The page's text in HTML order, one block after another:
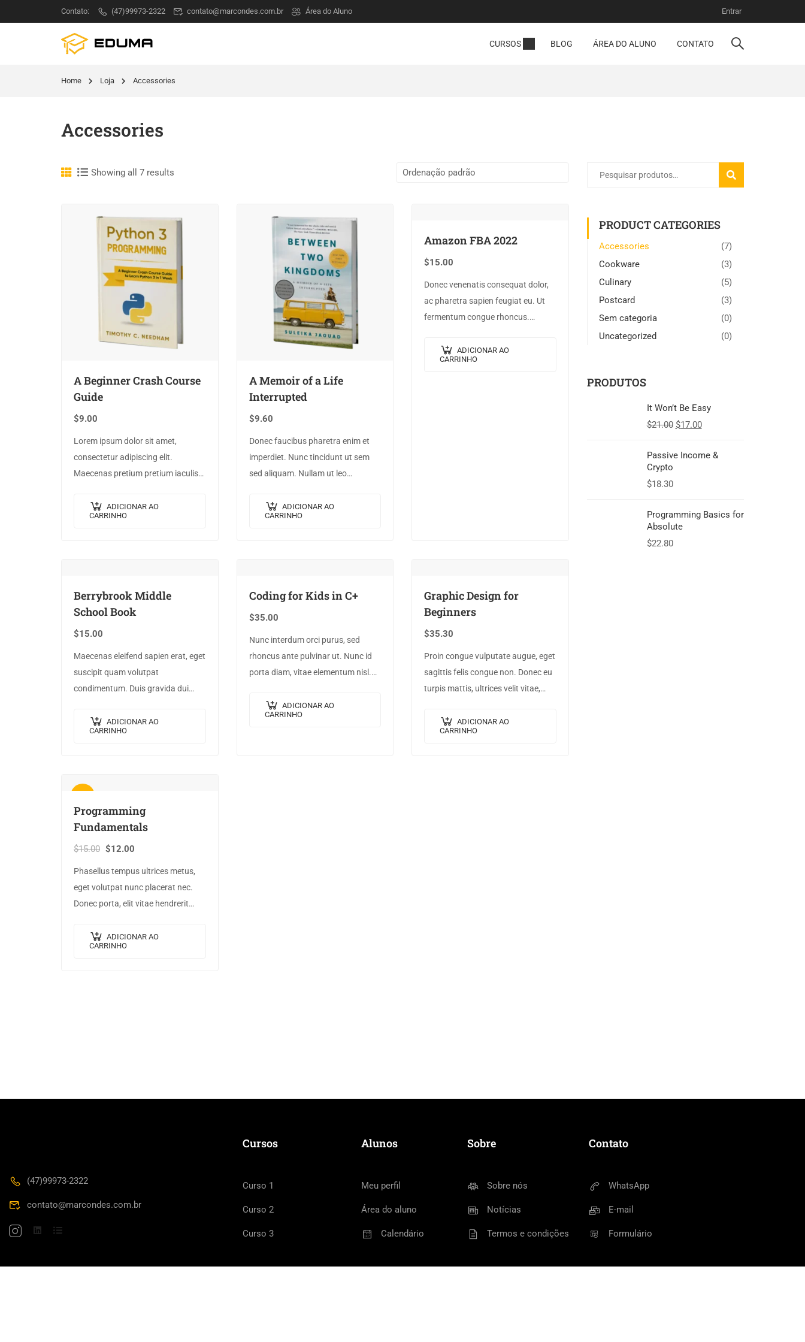
Contato: (47)99973-2322 contato@marcondes.com.br Área do Aluno Entrar
CURSOS BLOG ÁREA DO ALUNO CONTATO
Home Loja Accessories
Accessories
Showing all 7 results
A Beginner Crash Course
Guide
$9.00
Lorem ipsum dolor sit amet,
consectetur adipiscing elit.
Maecenas pretium pretium iaculis.
libero. Phasellus ut pulvinar mi.
Donec id pretium ante.
ADICIONAR AO
CARRINHO
A Memoir of a Life
Interrupted
$9.60
Donec faucibus pharetra enim et
imperdiet. Nunc tincidunt ut sem
sed aliquam. Nullam ut leo
eleifend augue. Vestibulum ut
scelerisque magna. Aenean in odio
ADICIONAR AO
CARRINHO
Amazon FBA 2022
$15.00
Donec venenatis consequat dolor,
ac pharetra sapien feugiat eu. Ut
fermentum congue rhoncus.
ut, tincidunt vulputate quam.
ADICIONAR AO
CARRINHO
Berrybrook Middle
School Book
$15.00
Maecenas eleifend sapien erat, eget
suscipit quam volutpat
condimentum. Duis gravida dui
commodo at. Sed laoreet volutpat
venenatis.
ADICIONAR AO
CARRINHO
Coding for Kids in C+
$35.00
Nunc interdum orci purus, sed
rhoncus ante pulvinar ut. Nunc id
porta diam, vitae elementum nisl.
arcu a, efficitur malesuada dolor.
ADICIONAR AO
CARRINHO
Graphic Design for
Beginners
$35.30
Proin congue vulputate augue, eget
sagittis felis congue non. Donec eu
turpis mattis, ultrices velit vitae,
ante dapibus hendrerit. Mauris
varius orci efficitur…
ADICIONAR AO
CARRINHO
Programming
Fundamentals
$15.00 $12.00
Phasellus tempus ultrices metus,
eget volutpat nunc placerat nec.
Donec porta, elit vitae hendrerit
imperdiet augue arcu sed erat.
ADICIONAR AO
CARRINHO
PESQUISAR
PRODUCT CATEGORIES
Accessories
(7)
Cookware
(3)
Culinary
(5)
Postcard
(3)
Sem categoria
(0)
Uncategorized
(0)
PRODUTOS
It Won’t Be Easy
$21.00 $17.00
Passive Income &
Crypto
$18.30
Programming Basics for
Absolute
$22.80
(47)99973-2322
contato@marcondes.com.br
Cursos
Curso 1
Curso 2
Curso 3
Alunos
Meu perfil
Área do aluno
Calendário
Sobre
Sobre nós
Notícias
Termos e condições
Contato
WhatsApp
E-mail
Formulário